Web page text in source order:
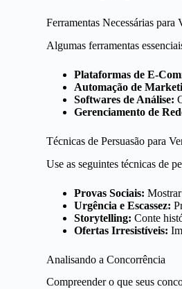
Ferramentas Necessárias para
Algumas ferramentas
Plataformas de E-
Automação de
Softwares de Análise:
Gerenciamento de
Técnicas de Persuasão para
Use as seguintes técnicas de
Provas Sociais:
Urgência e Escassez:
Storytelling: Conte
Ofertas Irresistíveis:
Analisando a Concorrência
Compreender o que seus